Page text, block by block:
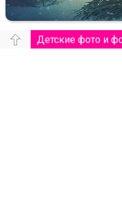
Детские фото и